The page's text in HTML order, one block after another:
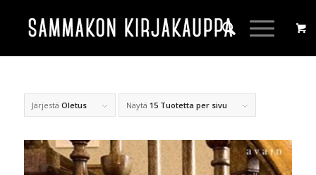
Järjestä Oletus Näytä 15 Tuotetta per sivu